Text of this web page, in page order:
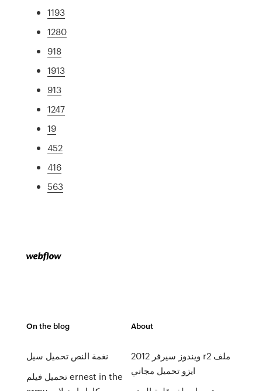
1193
1280
918
1913
913
1247
19
452
416
563
On the blog
نغمة النص تحميل سيل
تحميل فيلم ernest in the
About
ويندوز سيرفر 2012 r2 ملف
ايزو تحميل مجاني